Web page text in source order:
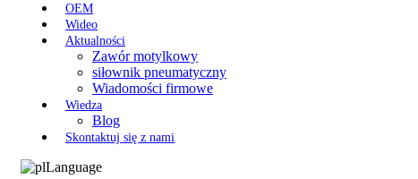
OEM
Wideo
Aktualności
Zawór motylkowy
siłownik pneumatyczny
Wiadomości firmowe
Wiedza
Blog
Skontaktuj się z nami
Language